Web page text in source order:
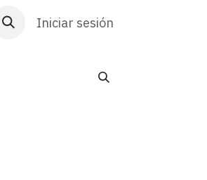
Atención al cliente HR
Iniciar sesión